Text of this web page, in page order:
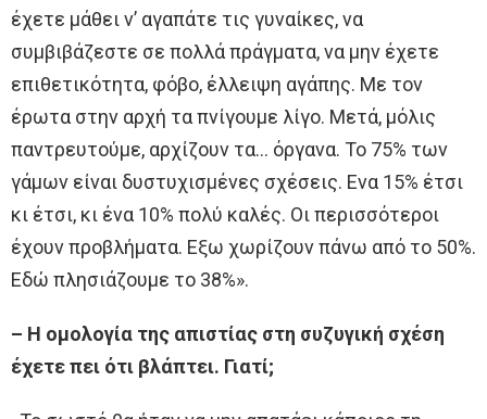
έχετε μάθει ν’ αγαπάτε τις γυναίκες, να
συμβιβάζεστε σε πολλά πράγματα, να μην έχετε
επιθετικότητα, φόβο, έλλειψη αγάπης. Με τον
έρωτα στην αρχή τα πνίγουμε λίγο. Μετά, μόλις
παντρευτούμε, αρχίζουν τα… όργανα. Το 75% των
γάμων είναι δυστυχισμένες σχέσεις. Ενα 15% έτσι
κι έτσι, κι ένα 10% πολύ καλές. Οι περισσότεροι
έχουν προβλήματα. Εξω χωρίζουν πάνω από το 50%.
Εδώ πλησιάζουμε το 38%».
– Η ομολογία της απιστίας στη συζυγική σχέση
έχετε πει ότι βλάπτει. Γιατί;